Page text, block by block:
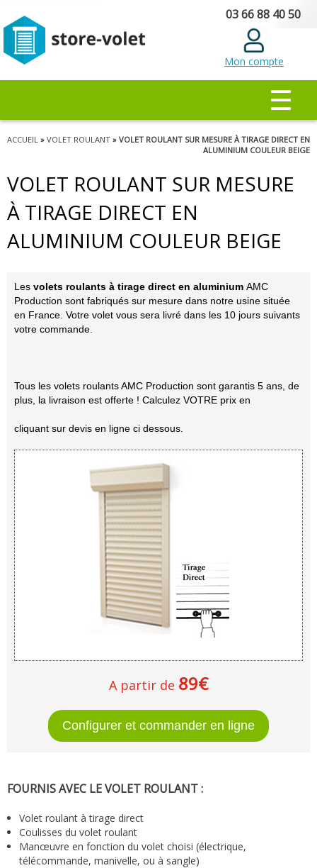
principal
03 66 88 40 50
Mon compte
☰
Vous êtes ici
ACCUEIL » VOLET ROULANT » VOLET ROULANT SUR MESURE À TIRAGE DIRECT EN
ALUMINIUM COULEUR BEIGE
VOLET ROULANT SUR MESURE
À TIRAGE DIRECT EN
ALUMINIUM COULEUR BEIGE
Les volets roulants à tirage direct en aluminium AMC
Production sont fabriqués sur mesure dans notre usine située
en France. Votre volet vous sera livré dans les 10 jours suivants
votre commande.
Tous les volets roulants AMC Production sont garantis 5 ans, de
plus, la livraison est offerte ! Calculez VOTRE prix en
cliquant sur devis en ligne ci dessous.
A partir de 89€
FOURNIS AVEC LE VOLET ROULANT :
Volet roulant à tirage direct
Coulisses du volet roulant
Manœuvre en fonction du volet choisi (électrique,
télécommande, manivelle, ou à sangle)